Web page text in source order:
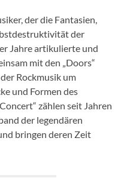
der die Fantasien,
der
Jahre artikulierte und
mit den „Doors“
Rockmusik um
und Formen des
zählen seit Jahren
der legendären
bringen deren Zeit